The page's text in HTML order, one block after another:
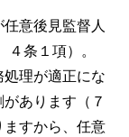
意後見監督人
条１項）。
理が適正にな
あります（７
すから、任意